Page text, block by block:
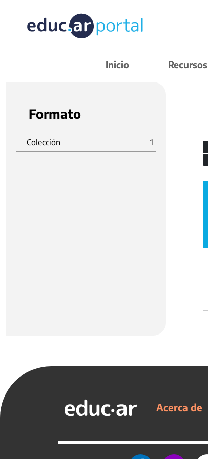
Inicio Recursos
Formato
Colección 1
Acerca de